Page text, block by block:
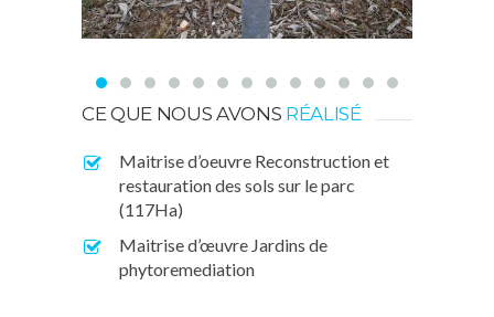
CE QUE NOUS AVONS RÉALISÉ
Maitrise d’oeuvre Reconstruction et
restauration des sols sur le parc
(117Ha)
Maitrise d’œuvre Jardins de
phytoremediation